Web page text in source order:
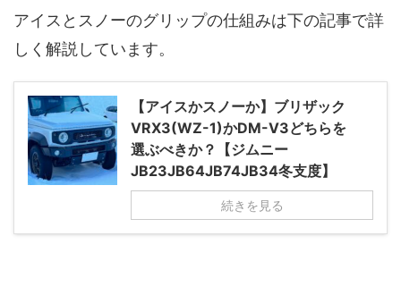
アイスとスノーのグリップの仕組みは下の記事で詳
しく解説しています。
【アイスかスノーか】ブリザック
VRX3(WZ-1)かDM-V3どちらを
選ぶべきか？【ジムニー
JB23JB64JB74JB34冬支度】
続きを見る